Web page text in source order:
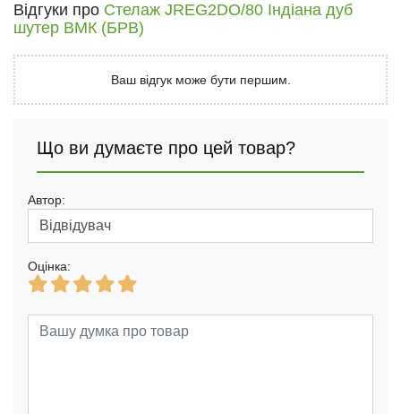
Відгуки про Стелаж JREG2DO/80 Індіана дуб
шутер ВМК (БРВ)
Ваш відгук може бути першим.
Що ви думаєте про цей товар?
Автор:
Оцінка: